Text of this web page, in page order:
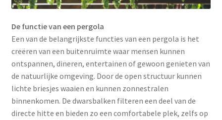
De functie van een pergola
Een van de belangrijkste functies van een pergola is het
creëren van een buitenruimte waar mensen kunnen
ontspannen, dineren, entertainen of gewoon genieten van
de natuurlijke omgeving. Door de open structuur kunnen
lichte briesjes waaien en kunnen zonnestralen
binnenkomen. De dwarsbalken filteren een deel van de
directe hitte en bieden zo een comfortabele plek, zelfs op